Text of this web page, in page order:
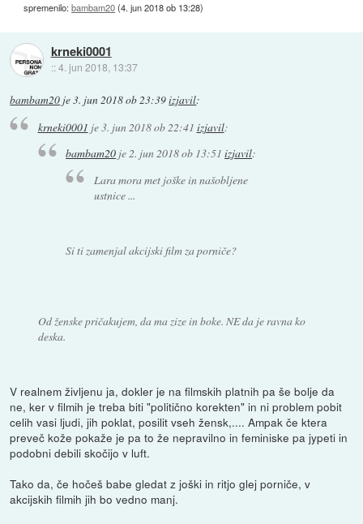
spremenilo:bambam20(4. jun 2018 ob 13:28)
krneki0001
::4. jun 2018, 13:37
bambam20 je3. jun 2018 ob 23:39izjavil:
krneki0001 je3. jun 2018 ob 22:41 izjavil:
bambam20 je2. jun 2018 ob 13:51 izjavil:
Lara mora met joške in našobljene
ustnice ...
Si ti zamenjal akcijski film za porniče?
Od ženske pričakujem, da ma zize in boke. NE da je ravna ko
deska.
V realnem življenu ja, dokler je na filmskih platnih pa še bolje da
ne, ker v filmih je treba biti "politično korekten" in ni problem pobit
celih vasi ljudi, jih poklat, posilit vseh žensk,.... Ampak če ktera
preveč kože pokaže je pa to že nepravilno in feminiske pa jypeti in
podobni debili skočijo v luft.
Tako da, če hočeš babe gledat z joški in ritjo glej porniče, v
akcijskih filmih jih bo vedno manj.